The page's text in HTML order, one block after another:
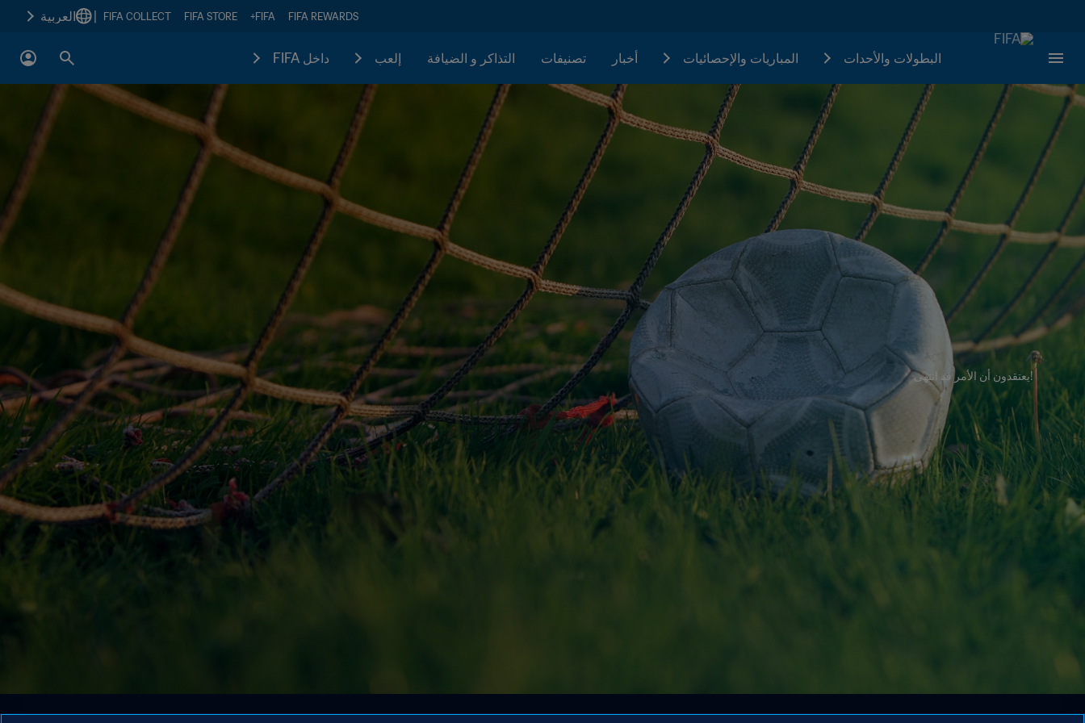
FIFA REWARDS
FIFA+
FIFA STORE
FIFA COLLECT العربية
البطولات والأحدات المباريات والإحصائيات أخبار تصنيفات التذاكر و الضيافة إلعب داخل FIFA
!يعتقدون أن الأمر قد انتهى